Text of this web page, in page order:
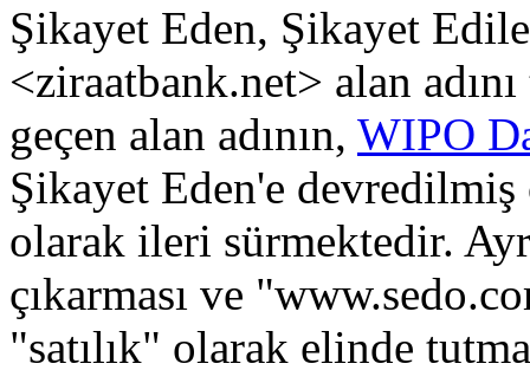
Şikayet Eden, Şikayet
<ziraatbank.net> alan
geçen alan adının, WIPO
Şikayet Eden'e devredilmiş
olarak ileri sürmektedir.
çıkarması ve
"satılık" olarak elinde